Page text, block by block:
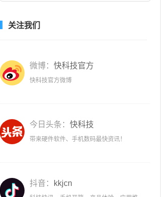
关注我们
微博： 快科技官方
快科技官方微博
今日头条： 快科技
带来硬件软件、手机数码最快资讯！
抖音： kkjcn